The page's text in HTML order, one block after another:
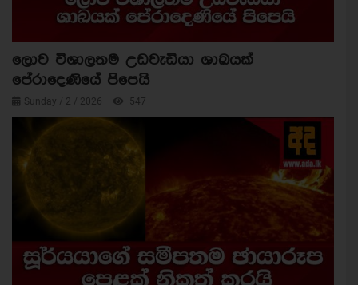
ලොව විශාලතම උඩවැඩියා ශාඛයක්
පේරාදෙණියේ පිපෙයි
Sunday / 2 / 2026 547